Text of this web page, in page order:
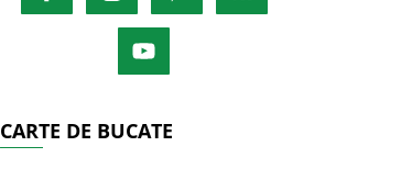
CARTE DE BUCATE